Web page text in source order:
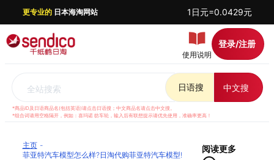
更专业的日本海淘网站 1日元=0.0429元
使用说明
登录/注册
全站搜索 日语搜 中文搜
*商品ID及日语商品名(包括英语)请点击日语搜；中文商品名请点击中文搜。
*组合词请用空格隔开，例如：喜玛诺 纺车轮，输入后有联想提示请优先使用，准确率更高！
主页
菲亚特汽车模型怎么样?日淘代购菲亚特汽车模型!
阅读更多